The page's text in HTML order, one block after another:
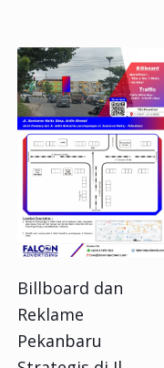
Billboard dan
Reklame
Pekanbaru